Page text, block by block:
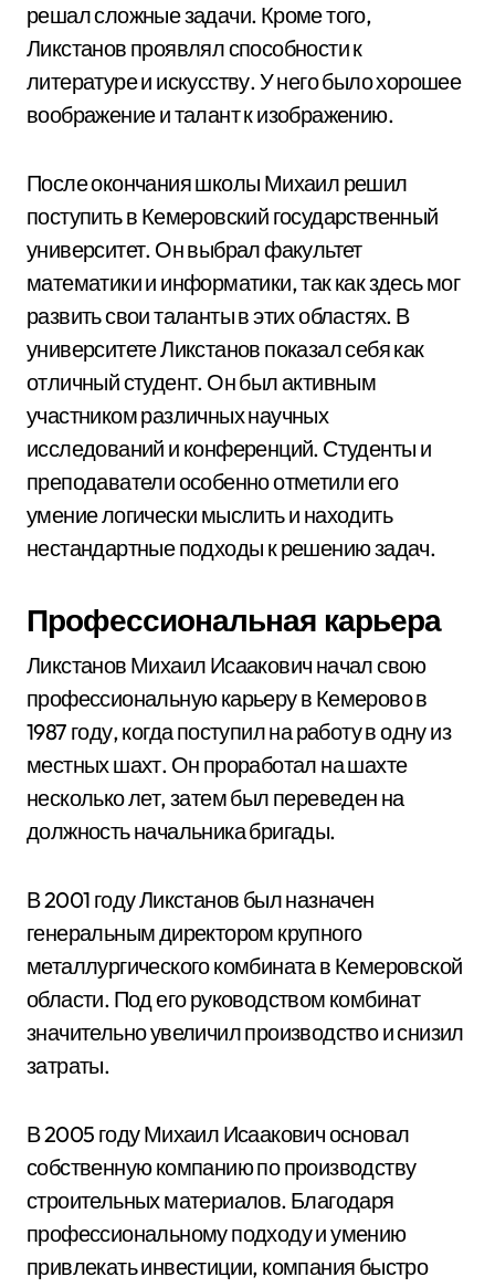
решал сложные задачи. Кроме того,
Ликстанов проявлял способности к
литературе и искусству. У него было хорошее
воображение и талант к изображению.
После окончания школы Михаил решил
поступить в Кемеровский государственный
университет. Он выбрал факультет
математики и информатики, так как здесь мог
развить свои таланты в этих областях. В
университете Ликстанов показал себя как
отличный студент. Он был активным
участником различных научных
исследований и конференций. Студенты и
преподаватели особенно отметили его
умение логически мыслить и находить
нестандартные подходы к решению задач.
Профессиональная карьера
Ликстанов Михаил Исаакович начал свою
профессиональную карьеру в Кемерово в
1987 году, когда поступил на работу в одну из
местных шахт. Он проработал на шахте
несколько лет, затем был переведен на
должность начальника бригады.
В 2001 году Ликстанов был назначен
генеральным директором крупного
металлургического комбината в Кемеровской
области. Под его руководством комбинат
значительно увеличил производство и снизил
затраты.
В 2005 году Михаил Исаакович основал
собственную компанию по производству
строительных материалов. Благодаря
профессиональному подходу и умению
привлекать инвестиции, компания быстро